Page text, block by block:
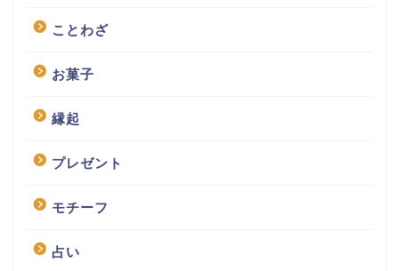
ことわざ
お菓子
縁起
プレゼント
モチーフ
占い